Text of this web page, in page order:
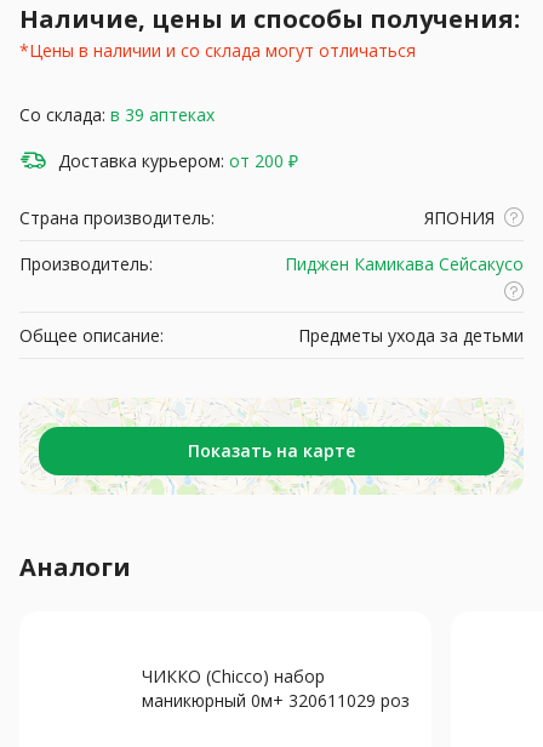
Наличие, цены и способы получения:
*Цены в наличии и со склада могут отличаться
Со склада: в 39 аптеках
Доставка курьером: от 200 ₽
Страна производитель:
ЯПОНИЯ
Производитель:
Пиджен Камикава Сейсакусо
Общее описание: Предметы ухода за детьми
Показать на карте
Аналоги
ЧИККО (Chicco) набор
маникюрный 0м+ 320611029 роз